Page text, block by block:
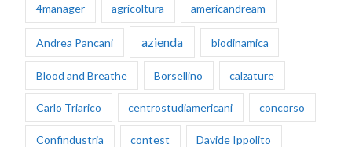
4manager agricoltura americandream
Andrea Pancani azienda biodinamica
Blood and Breathe Borsellino calzature
Carlo Triarico centrostudiamericani concorso
Confindustria contest Davide Ippolito